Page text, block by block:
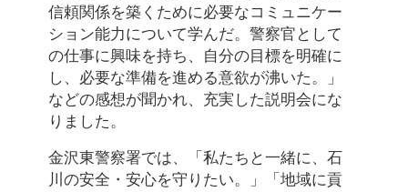
信頼関係を築くために必要なコミュニケー
ション能力について学んだ。警察官として
の仕事に興味を持ち、自分の目標を明確に
し、必要な準備を進める意欲が沸いた。」
などの感想が聞かれ、充実した説明会にな
りました。
金沢東警察署では、「私たちと一緒に、石
川の安全・安心を守りたい。」「地域に貢